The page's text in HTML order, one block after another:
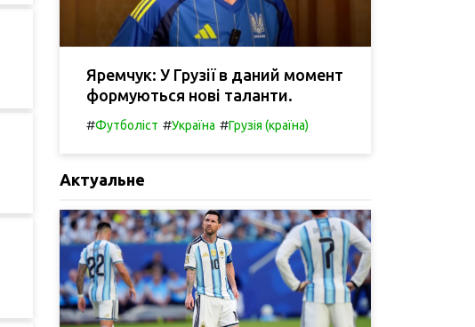
Яремчук: У Грузії в даний момент
формуються нові таланти.
#Футболіст #Україна #Грузія (країна)
Актуальне